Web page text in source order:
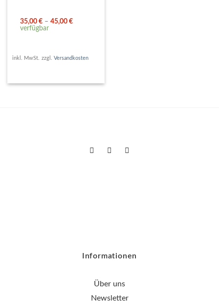
35,00€ –45,00€
verfügbar
inkl. MwSt. zzgl. Versandkosten
Informationen
Über uns
Newsletter